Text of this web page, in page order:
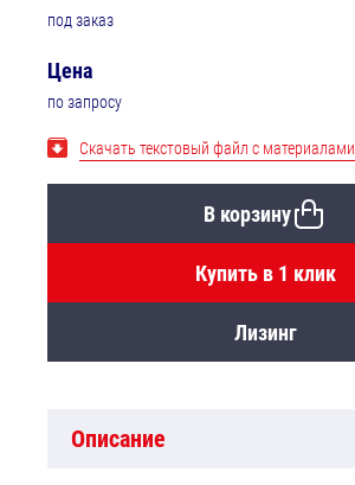
под заказ
Цена
по запросу
Скачать текстовый файл с материалами
В корзину
Купить в 1 клик
Лизинг
Описание